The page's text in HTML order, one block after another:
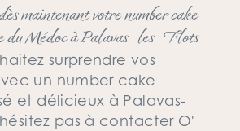
maintenant votre number cake
du Médoc à Palavas-les-Flots
surprendre vos
un number cake
et délicieux à Palavas-
pas à contacter O'